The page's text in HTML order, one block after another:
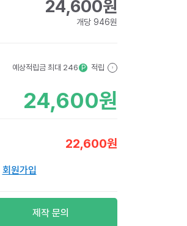
24,600원
개당 946원
예상적립금 최대 246 P 적립 ?
24,600원
22,600원
회원가입
제작 문의